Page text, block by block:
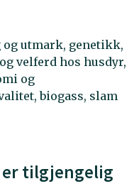
utmark, genetikk,
velferd hos husdyr,
og
biogass, slam
er tilgjengelig